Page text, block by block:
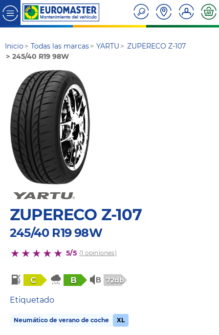
Inicio Todas las marcas YARTU
ZUPERECO Z-107
245/40 R19 98W
ZUPERECO Z-107
245/40 R19 98W
5/5 (1 opiniones)
C B 72db
Etiquetado
Neumático de verano de coche XL